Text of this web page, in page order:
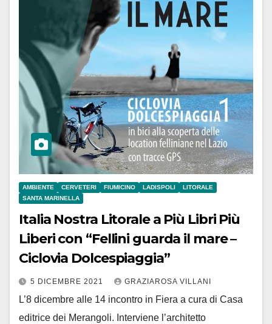
AMBIENTE CERVETERI FIUMICINO LADISPOLI
LITORALE
SANTA MARINELLA
Italia Nostra Litorale a Più Libri Più
Liberi con “Fellini guarda il mare –
Ciclovia Dolcespiaggia”
5 DICEMBRE 2021 GRAZIAROSA VILLANI
L’8 dicembre alle 14 incontro in Fiera a cura di Casa
editrice dei Merangoli. Interviene l’architetto